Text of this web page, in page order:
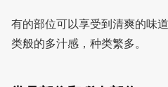
有的部位可以享受到清爽的味
类般的多汁感，种类繁多。